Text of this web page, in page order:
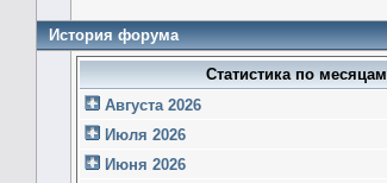
История форума
Статистика по месяцам
Августа 2026
Июля 2026
Июня 2026